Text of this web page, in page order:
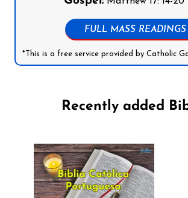
FULL MASS READINGS
*This is a free service provided by Catholic
Recently added